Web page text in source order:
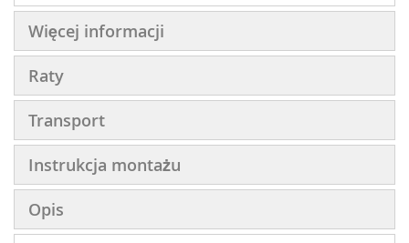
Więcej informacji
Raty
Transport
Instrukcja montażu
Opis